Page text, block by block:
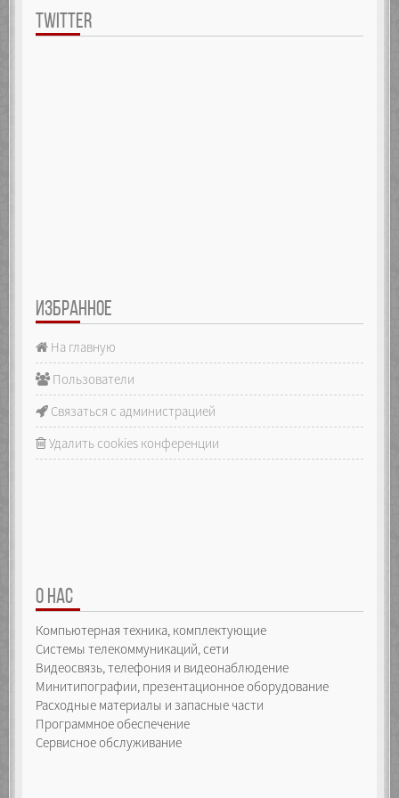
TWITTER
ИЗБРАННОЕ
На главную
Пользователи
Связаться с администрацией
Удалить cookies конференции
О НАС
Компьютерная техника, комплектующие
Системы телекоммуникаций, сети
Видеосвязь, телефония и видеонаблюдение
Минитипографии, презентационное оборудование
Расходные материалы и запасные части
Программное обеспечение
Сервисное обслуживание